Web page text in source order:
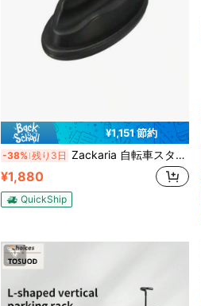
¥1,151 節約
-38% 残り3日 Zackaria 自転車スタンド 室内 屋外 ロードバイク クロスバイク 自転車置き サイクルスタンド
¥1,880
QuickShip